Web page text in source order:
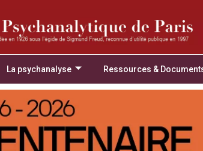
La psychanalyse Ressources &